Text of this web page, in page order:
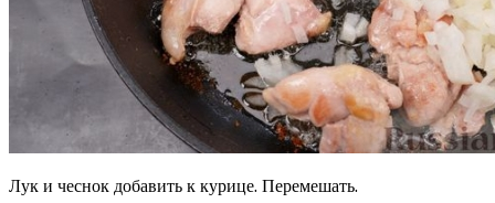
Лук и чеснок добавить к курице. Перемешать.